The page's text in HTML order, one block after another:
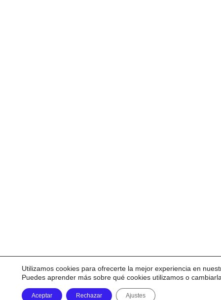
Utilizamos cookies para ofrecerte la mejor experiencia en
Puedes aprender más sobre qué cookies utilizamos o
Aceptar Rechazar Ajustes